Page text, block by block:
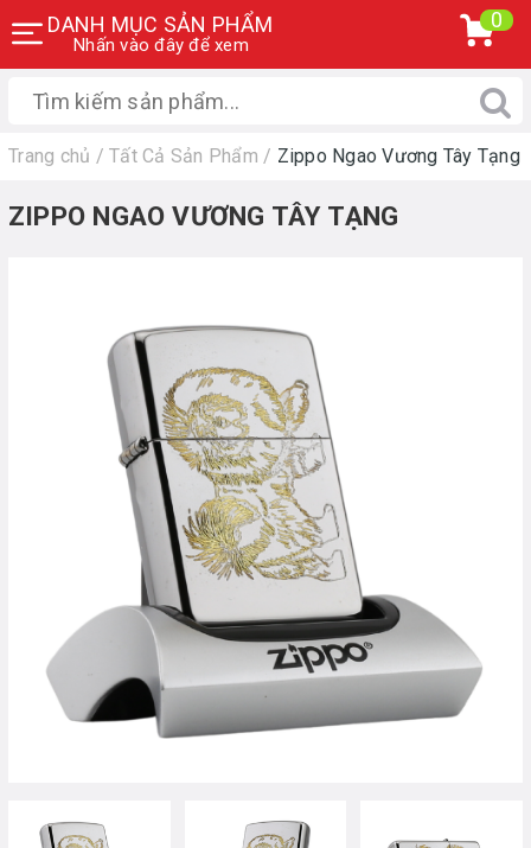
DANH MỤC SẢN PHẨM
Nhấn vào đây để xem
0
Trang chủ / Tất Cả Sản Phẩm / Zippo Ngao Vương Tây Tạng
ZIPPO NGAO VƯƠNG TÂY TẠNG